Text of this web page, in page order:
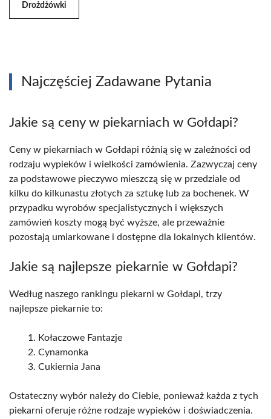
Drożdżówki
Najczęściej Zadawane Pytania
Jakie są ceny w piekarniach w Gołdapi?
Ceny w piekarniach w Gołdapi różnią się w zależności od
rodzaju wypieków i wielkości zamówienia. Zazwyczaj ceny
za podstawowe pieczywo mieszczą się w przedziale od
kilku do kilkunastu złotych za sztukę lub za bochenek. W
przypadku wyrobów specjalistycznych i większych
zamówień koszty mogą być wyższe, ale przeważnie
pozostają umiarkowane i dostępne dla lokalnych klientów.
Jakie są najlepsze piekarnie w Gołdapi?
Według naszego rankingu piekarni w Gołdapi, trzy
najlepsze piekarnie to:
Kołaczowe Fantazje
Cynamonka
Cukiernia Jana
Ostateczny wybór należy do Ciebie, ponieważ każda z tych
piekarni oferuje różne rodzaje wypieków i doświadczenia.